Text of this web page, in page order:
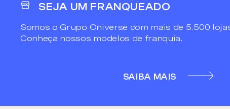
SEJA UM FRANQUEADO
Somos o Grupo Oniverse com mais de 5.500
Conheça nossos modelos de franquia.
SAIBA MAIS